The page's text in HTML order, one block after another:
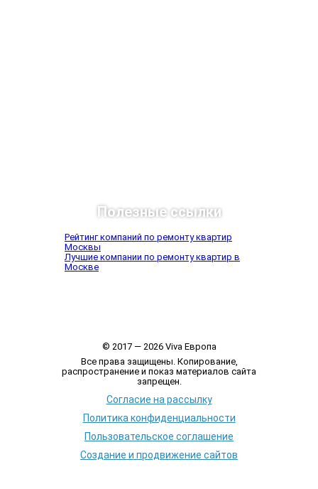
Полезные ссылки
Рейтинг компаний по ремонту квартир
Москвы
Лучшие компании по ремонту квартир в
Москве
© 2017 — 2026 Viva Европа
Все права защищены. Копирование,
распространение и показ материалов сайта
запрещен.
Согласие на рассылку
Политика конфиденциальности
Пользовательское соглашение
Создание и продвижение сайтов